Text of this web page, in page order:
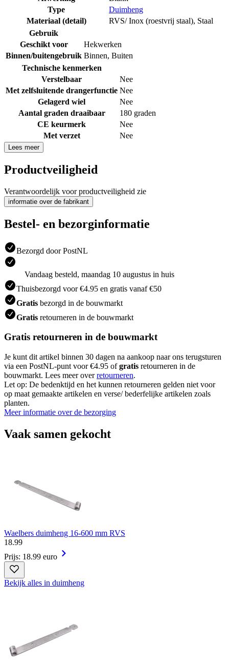
Type
Duimheng
Materiaal (detail)
RVS/ Inox (roestvrij staal), Staal
Gebruik
Geschikt voor
Hekwerken
Binnen/buitengebruik Binnen, Buiten
Technische kenmerken
Verstelbaar
Nee
Met zelfsluitende drangerfunctie Nee
Gelagerd wiel
Nee
Aantal graden draaibaar
180 graden
CE keurmerk
Nee
Met verzet
Nee
Lees meer
Productveiligheid
Verantwoordelijk voor productveiligheid zie
informatie over de fabrikant
Bestel- en bezorginformatie
Bezorgd door PostNL
Vandaag besteld, maandag 10 augustus in huis
Thuisbezorgd voor €4.95 en gratis vanaf €50
Gratis bezorgd in de bouwmarkt
Gratis retourneren in de bouwmarkt
Gratis retourneren in de bouwmarkt
Je kunt dit artikel binnen 30 dagen na aankoop naar ons terugsturen
via een PostNL-punt voor €4.95 ofgratis retourneren in de
bouwmarkt. Lees meer overretourneren.
Let op: De bedenktijd en het kunnen retourneren gelden niet voor
op maat gemaakte artikelen en verse/ bederfelijke artikelen zoals
planten.
Meer informatie over de bezorging
Vaak samen gekocht
Waelbers duimheng 16-600 mm RVS
18.99
Prijs: 18.99 euro
Bekijk alles in duimheng